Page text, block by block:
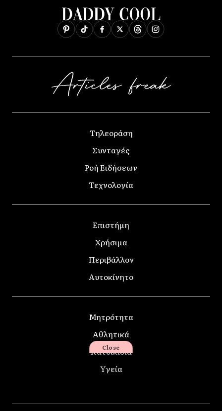
Τηλεοράση
Συνταγές
Ροή Ειδήσεων
Τεχνολογία
Επιστήμη
Χρήσιμα
Περιβάλλον
Αυτοκίνητο
Μητρότητα
Αθλητικά
Κατοικίδια
Υγεία
Close